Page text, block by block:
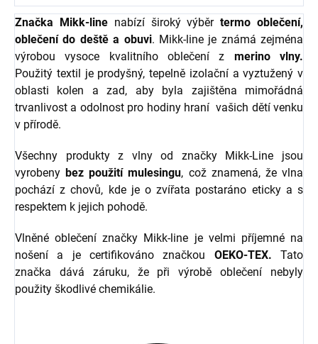
Značka Mikk-linenabízí široký výběrtermo oblečení,
oblečení do deště a obuvi. Mikk-line je známá zejména
výrobou vysoce kvalitního oblečení z merino vlny.
Použitý textil je prodyšný, tepelně izolační a vyztužený v
oblasti kolen a zad, aby byla zajištěna mimořádná
trvanlivost a odolnost pro hodiny hraní vašich dětí venku
v přírodě.
Všechny produkty z vlny od značky Mikk-Line jsou
vyrobenybez použití mulesingu, což znamená, že vlna
pochází z chovů, kde je o zvířata postaráno eticky a s
respektem k jejich pohodě.
Vlněné oblečení značky Mikk-line je velmi příjemné na
nošení a je certifikováno značkou OEKO-TEX. Tato
značka dává záruku, že při výrobě oblečení nebyly
použity škodlivé chemikálie.